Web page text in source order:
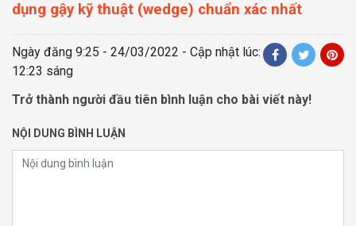
dụng gậy kỹ thuật (wedge) chuẩn xác nhất
Ngày đăng 9:25 - 24/03/2022 - Cập nhật lúc:
12:23 sáng
Trở thành người đầu tiên bình luận cho bài viết này!
NỘI DUNG BÌNH LUẬN